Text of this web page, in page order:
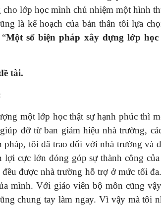
lớp học mình chủ nhiệm một hình
là kế hoạch của bản thân tôi lựa
Một số biện pháp xây dựng lớp
tài.
một lớp học thật sự hạnh phúc thì
đỡ từ ban giám hiệu nhà trường,
pháp, tôi đã trao đổi với nhà trường và
lợi cực lớn đóng góp sự thành công
được nhà trường hỗ trợ ở mức tối
mình. Với giáo viên bộ môn cũng
chung tay làm ngay. Vì vậy mà tôi